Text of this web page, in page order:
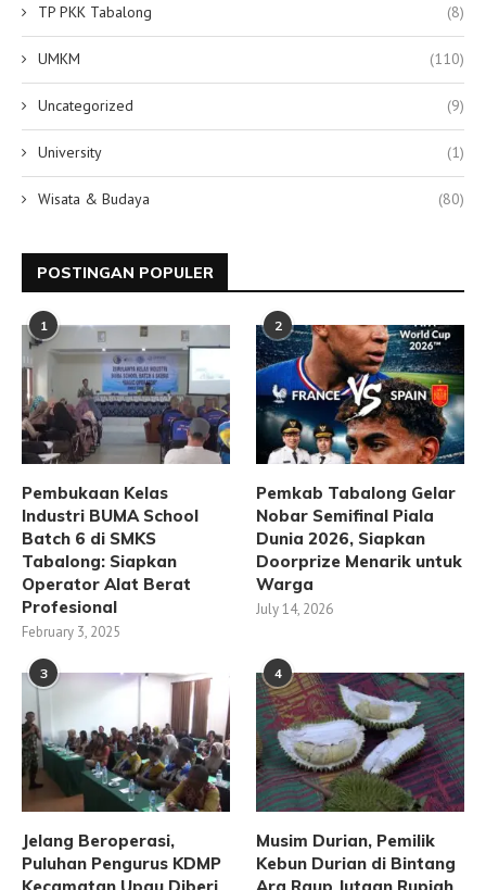
TP PKK Tabalong (8)
UMKM (110)
Uncategorized (9)
University (1)
Wisata & Budaya (80)
POSTINGAN POPULER
1
Pembukaan Kelas
Industri BUMA School
Batch 6 di SMKS
Tabalong: Siapkan
Operator Alat Berat
Profesional
February 3, 2025
2
Pemkab Tabalong Gelar
Nobar Semifinal Piala
Dunia 2026, Siapkan
Doorprize Menarik untuk
Warga
July 14, 2026
3
Jelang Beroperasi,
Puluhan Pengurus KDMP
Kecamatan Upau Diberi
4
Musim Durian, Pemilik
Kebun Durian di Bintang
Ara Raup Jutaan Rupiah